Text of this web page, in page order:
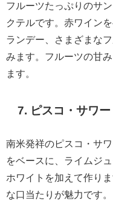
フルーツたっぷりのサ
クテルです。赤ワイン
ランデー、さまざまな
みます。フルーツの甘
ます。
7. ピスコ・サワー
南米発祥のピスコ・サ
をベースに、ライムジ
ホワイトを加えて作り
な口当たりが魅力です。